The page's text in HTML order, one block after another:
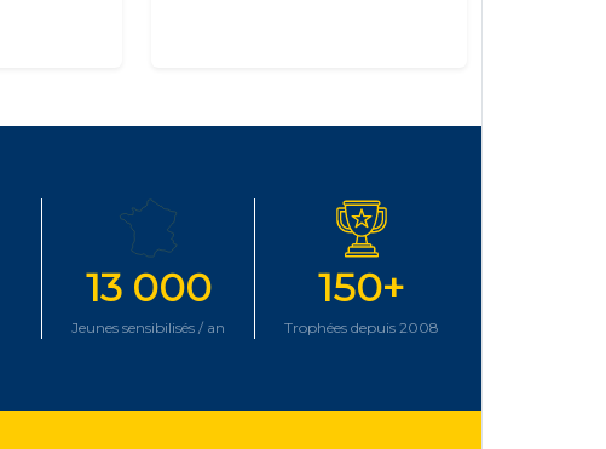
13 000
Jeunes sensibilisés / an
150+
Trophées depuis 2008